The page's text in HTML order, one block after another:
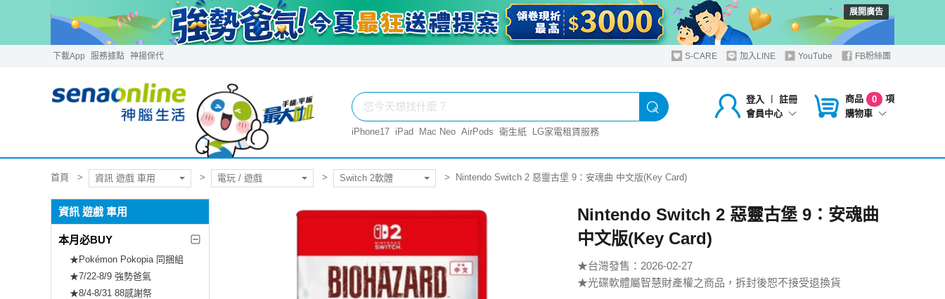
展開廣告
下載App 服務據點 神揚保代 S-CARE 加入LINE YouTube FB粉絲團
登入 ︱
註冊
會員中心
商品 0
項
購物車
iPhone17 iPad Mac Neo AirPods 衛生紙 LG家電租賃服務
首頁 資訊 遊戲 車用 電玩 / 遊戲 Switch 2軟體 Nintendo Switch 2 惡靈古堡 9：安魂曲 中文版(Key Card)
資訊 遊戲 車用
本月必BUY
★Pokémon Pokopia 同捆組
★7/22-8/9 強勢爸氣
★8/4-8/31 88感謝祭
Nintendo Switch 2 惡靈古堡 9：安魂曲
中文版(Key Card)
★台灣發售：2026-02-27
★光碟軟體屬智慧財產權之商品，拆封後恕不接受退換貨